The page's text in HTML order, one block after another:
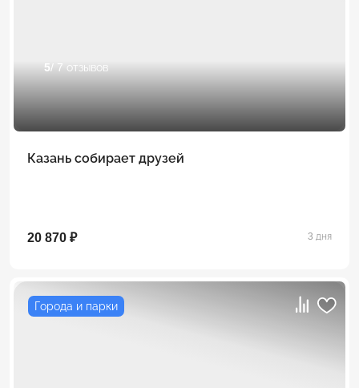
5/ 7 отзывов
Казань собирает друзей
20 870 ₽ 3 дня
Города и парки